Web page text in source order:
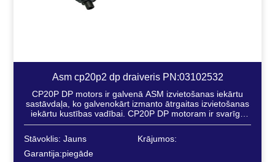
Asm cp20p2 dp draiveris PN:03102532
CP20P DP motors ir galvenā ASM izvietošanas iekārtu
sastāvdaļa, ko galvenokārt izmanto ātrgaitas izvietošanas
iekārtu kustības vadībai. CP20P DP motoram ir svarīga
loma SIPLACE sērijas izvietošanas iekārtās...
Stāvoklis: Jauns
Krājumos:
Garantija:piegāde